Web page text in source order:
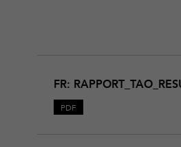
FR:
PDF